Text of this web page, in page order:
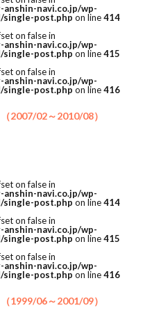
navi.co.jp/wp-
post.php on line414
on false in
navi.co.jp/wp-
post.php on line415
on false in
navi.co.jp/wp-
post.php on line416
2007/02～2010/08）
on false in
navi.co.jp/wp-
post.php on line414
on false in
navi.co.jp/wp-
post.php on line415
on false in
navi.co.jp/wp-
post.php on line416
1999/06～2001/09）